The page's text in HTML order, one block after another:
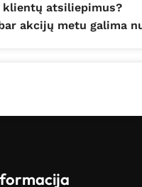
klientų atsiliepimus?
akcijų metu galima